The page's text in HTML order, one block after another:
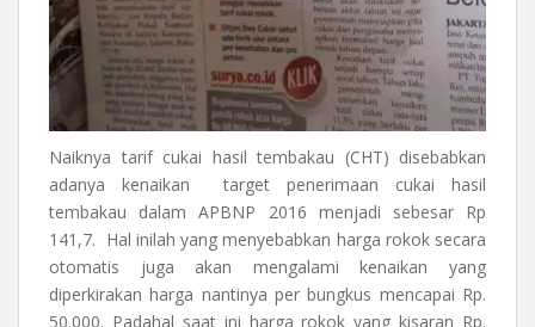
Naiknya tarif cukai hasil tembakau (CHT) disebabkan
adanya kenaikan target penerimaan cukai hasil
tembakau dalam APBNP 2016 menjadi sebesar Rp
141,7. Hal inilah yang menyebabkan harga rokok secara
otomatis juga akan mengalami kenaikan yang
diperkirakan harga nantinya per bungkus mencapai Rp.
50.000. Padahal saat ini harga rokok yang kisaran Rp.